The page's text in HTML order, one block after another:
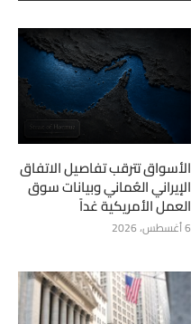
الأسواق تترقب تفاصيل الاتفاق
الإيراني العُماني وبيانات سوق
العمل الأمريكية غداً
6 أغسطس، 2026